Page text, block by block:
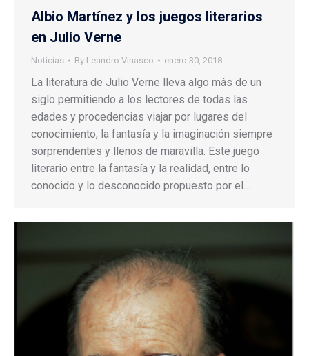
Albio Martínez y los juegos literarios
en Julio Verne
Noticias By Leandro Vinasco enero 30, 2018
La literatura de Julio Verne lleva algo más de un
siglo permitiendo a los lectores de todas las
edades y procedencias viajar por lugares del
conocimiento, la fantasía y la imaginación siempre
sorprendentes y llenos de maravilla. Este juego
literario entre la fantasía y la realidad, entre lo
conocido y lo desconocido propuesto por el…